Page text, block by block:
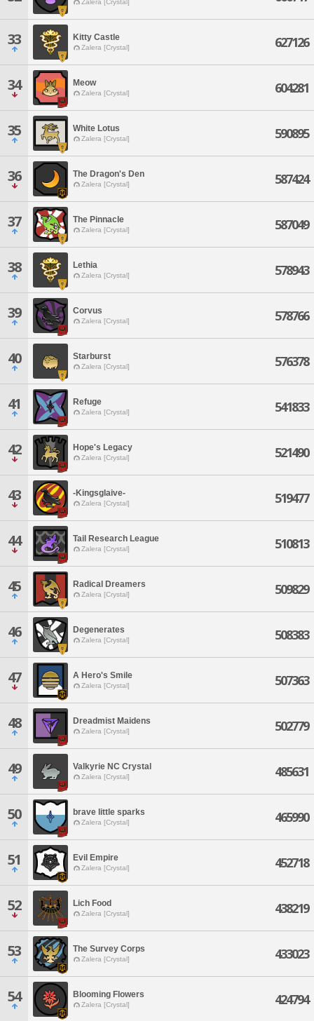
Zalera [Crystal]
33 Kitty Castle
Zalera [Crystal] 627126
34 Meow
Zalera [Crystal] 604281
35 White Lotus
Zalera [Crystal] 590895
36 The Dragon's Den
Zalera [Crystal] 587424
37 The Pinnacle
Zalera [Crystal] 587049
38 Lethia
Zalera [Crystal] 578943
39 Corvus
Zalera [Crystal] 578766
40 Starburst
Zalera [Crystal] 576378
41 Refuge
Zalera [Crystal] 541833
42 Hope's Legacy
Zalera [Crystal] 521490
43 -Kingsglaive-
Zalera [Crystal] 519477
44 Tail Research League
Zalera [Crystal] 510813
45 Radical Dreamers
Zalera [Crystal] 509829
46 Degenerates
Zalera [Crystal] 508383
47 A Hero's Smile
Zalera [Crystal] 507363
48 Dreadmist Maidens
Zalera [Crystal] 502779
49 Valkyrie NC Crystal
Zalera [Crystal] 485631
50 brave little sparks
Zalera [Crystal] 465990
51 Evil Empire
Zalera [Crystal] 452718
52 Lich Food
Zalera [Crystal] 438219
53 The Survey Corps
Zalera [Crystal] 433023
54 Blooming Flowers
Zalera [Crystal] 424794